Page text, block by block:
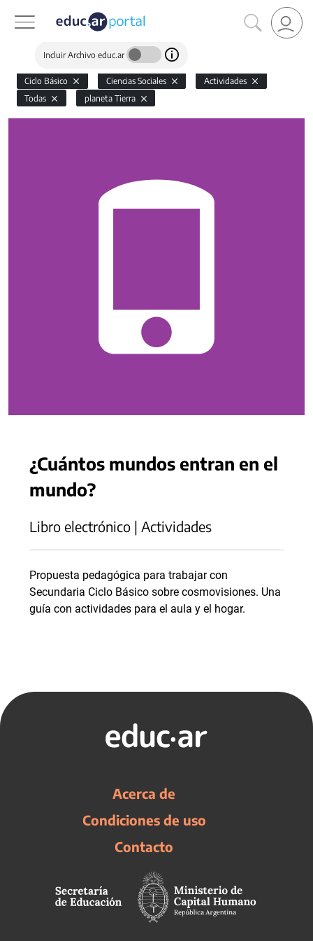
Incluir Archivo educ.ar
Ciclo Básico Ciencias Sociales
Actividades
Todas
planeta Tierra
¿Cuántos mundos entran en el
mundo?
Libro electrónico | Actividades
Propuesta pedagógica para trabajar con
Secundaria Ciclo Básico sobre cosmovisiones. Una
guía con actividades para el aula y el hogar.
Acerca de
Condiciones de uso
Contacto